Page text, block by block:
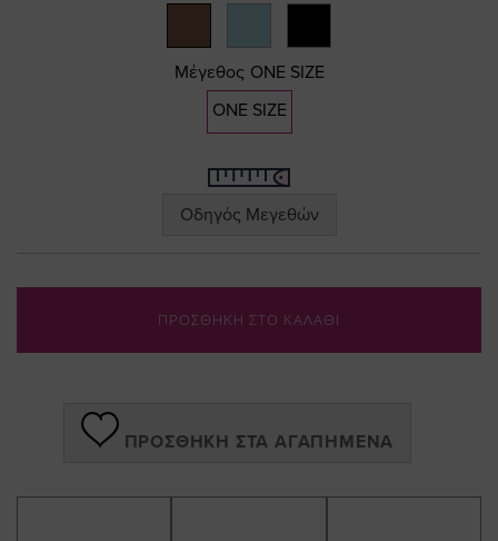
Μέγεθος ONE SIZE
ONE SIZE
Οδηγός Μεγεθών
ΠΡΟΣΘΗΚΗ ΣΤΟ ΚΑΛΑΘΙ
ΠΡΟΣΘΉΚΗ ΣΤΑ ΑΓΑΠΗΜΈΝΑ